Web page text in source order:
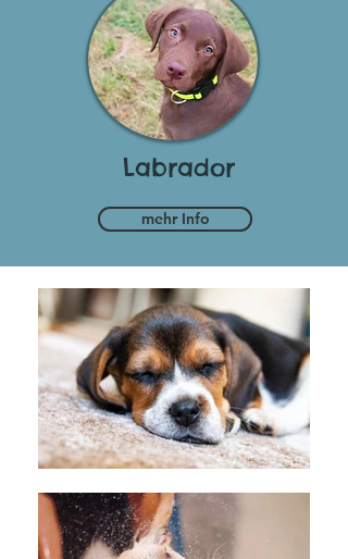
Labrador
mehr Info